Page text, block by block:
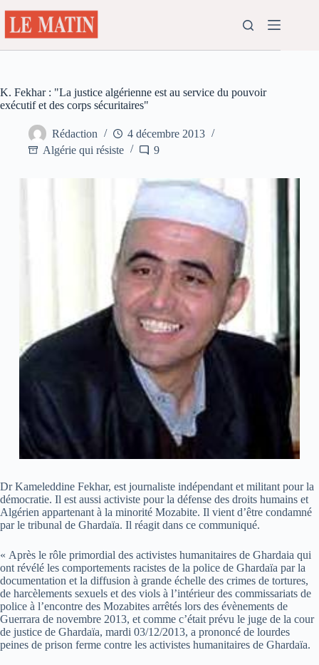
au
contenu
K. Fekhar : "La justice algérienne est au service du pouvoir
exécutif et des corps sécuritaires"
Rédaction
4 décembre 2013
Algérie qui résiste
9
Dr Kameleddine Fekhar, est journaliste indépendant et militant pour la
démocratie. Il est aussi activiste pour la défense des droits humains et
Algérien appartenant à la minorité Mozabite. Il vient d’être condamné
par le tribunal de Ghardaïa. Il réagit dans ce communiqué.
« Après le rôle primordial des activistes humanitaires de Ghardaia qui
ont révélé les comportements racistes de la police de Ghardaïa par la
documentation et la diffusion à grande échelle des crimes de tortures,
de harcèlements sexuels et des viols à l’intérieur des commissariats de
police à l’encontre des Mozabites arrêtés lors des évènements de
Guerrara de novembre 2013, et comme c’était prévu le juge de la cour
de justice de Ghardaïa, mardi 03/12/2013, a prononcé de lourdes
peines de prison ferme contre les activistes humanitaires de Ghardaïa.